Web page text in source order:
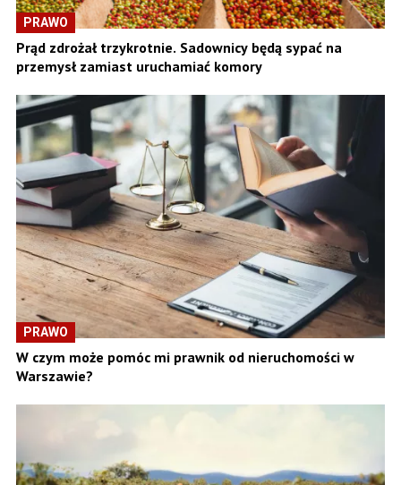
PRAWO
Prąd zdrożał trzykrotnie. Sadownicy będą sypać na
przemysł zamiast uruchamiać komory
PRAWO
W czym może pomóc mi prawnik od nieruchomości w
Warszawie?